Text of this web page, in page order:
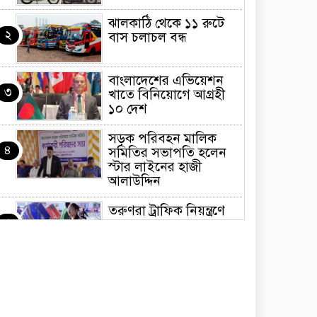
২
ঝালকাঠি থেকে ১১ রুটে
বাস চলাচল বন্ধ
৩
বাংলাদেশের এভিয়েশন
খাতে বিনিয়োগে আগ্রহী
১০ দেশ
৪
সড়ক পরিবহন মালিক
সমিতির সভাপতি হলেন
স্টার লাইনের হাজী
আলাউদ্দিন
৫
তরুণরা ট্রাফিক নিয়ন্ত্রণে
নামুক আবার